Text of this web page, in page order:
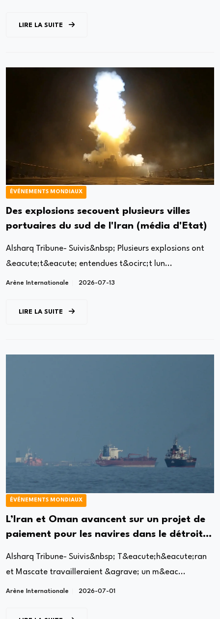
LIRE LA SUITE
ÉVÉNEMENTS MONDIAUX
Des explosions secouent plusieurs villes
portuaires du sud de l'Iran (média d'Etat)
Alsharq Tribune- Suivis&nbsp; Plusieurs explosions ont
&eacute;t&eacute; entendues t&ocirc;t lun...
Arène Internationale 2026-07-13
LIRE LA SUITE
ÉVÉNEMENTS MONDIAUX
L’Iran et Oman avancent sur un projet de
paiement pour les navires dans le détroit
Alsharq Tribune- Suivis&nbsp; T&eacute;h&eacute;ran
et Mascate travailleraient &agrave; un m&eac...
Arène Internationale 2026-07-01